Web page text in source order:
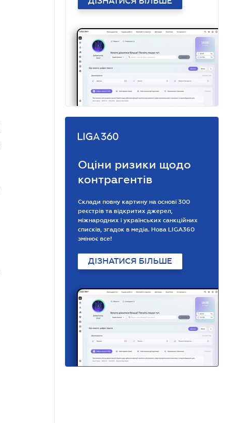
Оціни ризики щодо
контрагентів
Склади повну картину на основі 300
реєстрів та відкритих джерел,
міжнародних і українських санкційних
списків, згадок в медіа. Нова LIGA360
змінює все!
ДІЗНАТИСЯ БІЛЬШЕ